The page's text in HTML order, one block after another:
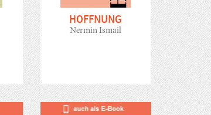
HOFFNUNG
Nermin Ismail